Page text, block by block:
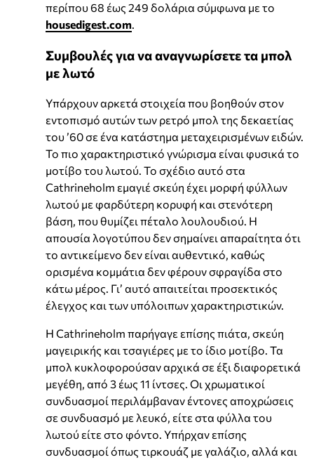
περίπου 68 έως 249 δολάρια σύμφωνα με το
housedigest.com.
Συμβουλές για να αναγνωρίσετε τα μπολ
με λωτό
Υπάρχουν αρκετά στοιχεία που βοηθούν στον
εντοπισμό αυτών των ρετρό μπολ της δεκαετίας
του ’60 σε ένα κατάστημα μεταχειρισμένων ειδών.
Το πιο χαρακτηριστικό γνώρισμα είναι φυσικά το
μοτίβο του λωτού. Το σχέδιο αυτό στα
Cathrineholm εμαγιέ σκεύη έχει μορφή φύλλων
λωτού με φαρδύτερη κορυφή και στενότερη
βάση, που θυμίζει πέταλο λουλουδιού. Η
απουσία λογοτύπου δεν σημαίνει απαραίτητα ότι
το αντικείμενο δεν είναι αυθεντικό, καθώς
ορισμένα κομμάτια δεν φέρουν σφραγίδα στο
κάτω μέρος. Γι’ αυτό απαιτείται προσεκτικός
έλεγχος και των υπόλοιπων χαρακτηριστικών.
Η Cathrineholm παρήγαγε επίσης πιάτα, σκεύη
μαγειρικής και τσαγιέρες με το ίδιο μοτίβο. Τα
μπολ κυκλοφορούσαν αρχικά σε έξι διαφορετικά
μεγέθη, από 3 έως 11 ίντσες. Οι χρωματικοί
συνδυασμοί περιλάμβαναν έντονες αποχρώσεις
σε συνδυασμό με λευκό, είτε στα φύλλα του
λωτού είτε στο φόντο. Υπήρχαν επίσης
συνδυασμοί όπως τιρκουάζ με γαλάζιο, αλλά και